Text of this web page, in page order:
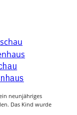
neunjähriges
Das Kind wurde